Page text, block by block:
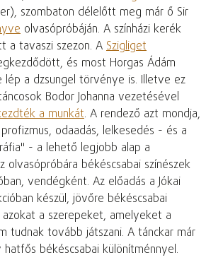
szombaton délelőtt meg már ő Sir
olvasópróbáján. A színházi kerék
a tavaszi szezon. A Szigliget
és most Horgas Ádám
a dzsungel törvénye is. Illetve ez
Bodor Johanna vezetésével
a munkát. A rendező azt mondja,
odaadás, lelkesedés - és a
- a lehető legjobb alap a
olvasópróbára békéscsabai színészek
vendégként. Az előadás a Jókai
készül, jövőre békéscsabai
a szerepeket, amelyeket a
tudnak tovább játszani. A tánckar már
békéscsabai különítménnyel.